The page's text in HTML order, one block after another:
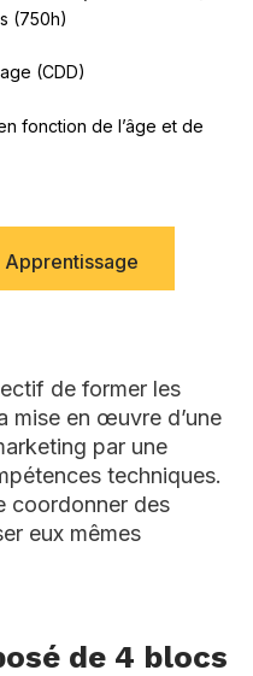
(750h)
(CDD)
fonction de l’âge et de
Apprentissage
de former les
mise en œuvre d’une
par une
techniques.
coordonner des
eux mêmes
de 4 blocs